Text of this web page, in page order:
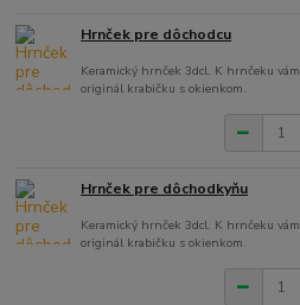
Hrnček pre dôchodcu
Keramický hrnček 3dcl. K hrnčeku
originál krabičku s okienkom.
Hrnček pre dôchodkyňu
Keramický hrnček 3dcl. K hrnčeku
originál krabičku s okienkom.